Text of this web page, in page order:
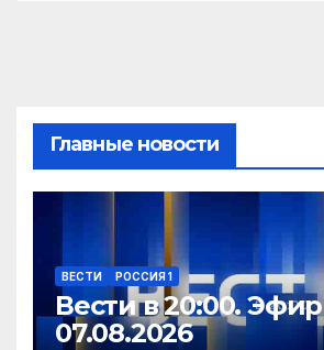
Главные новости
ВЕСТИ РОССИЯ 1
Вести в 20:00. Эфир
07.08.2026